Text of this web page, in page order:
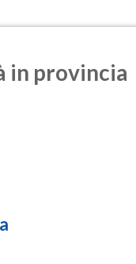
in provincia